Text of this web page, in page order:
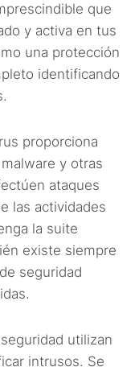
que
y activa en tus
una protección
identificando
proporciona
y otras
ataques
las actividades
la suite
existe siempre
seguridad
utilizan
intrusos. Se